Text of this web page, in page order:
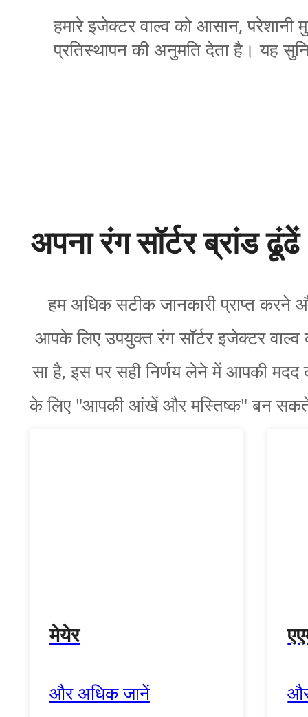
हमारे इजेक्टर वाल्व को आसान, परेशानी
प्रतिस्थापन की अनुमति देता है। यह
अपना रंग सॉर्टर ब्रांड ढूंढें
हम अधिक सटीक जानकारी प्राप्त करने
आपके लिए उपयुक्त रंग सॉर्टर इजेक्टर वाल्व
सा है, इस पर सही निर्णय लेने में आपकी
के लिए "आपकी आंखें और मस्तिष्क" बन
मेयेर
और अधिक जानें